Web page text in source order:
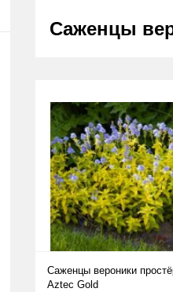
Саженцы
Саженцы вероники
Aztec Gold